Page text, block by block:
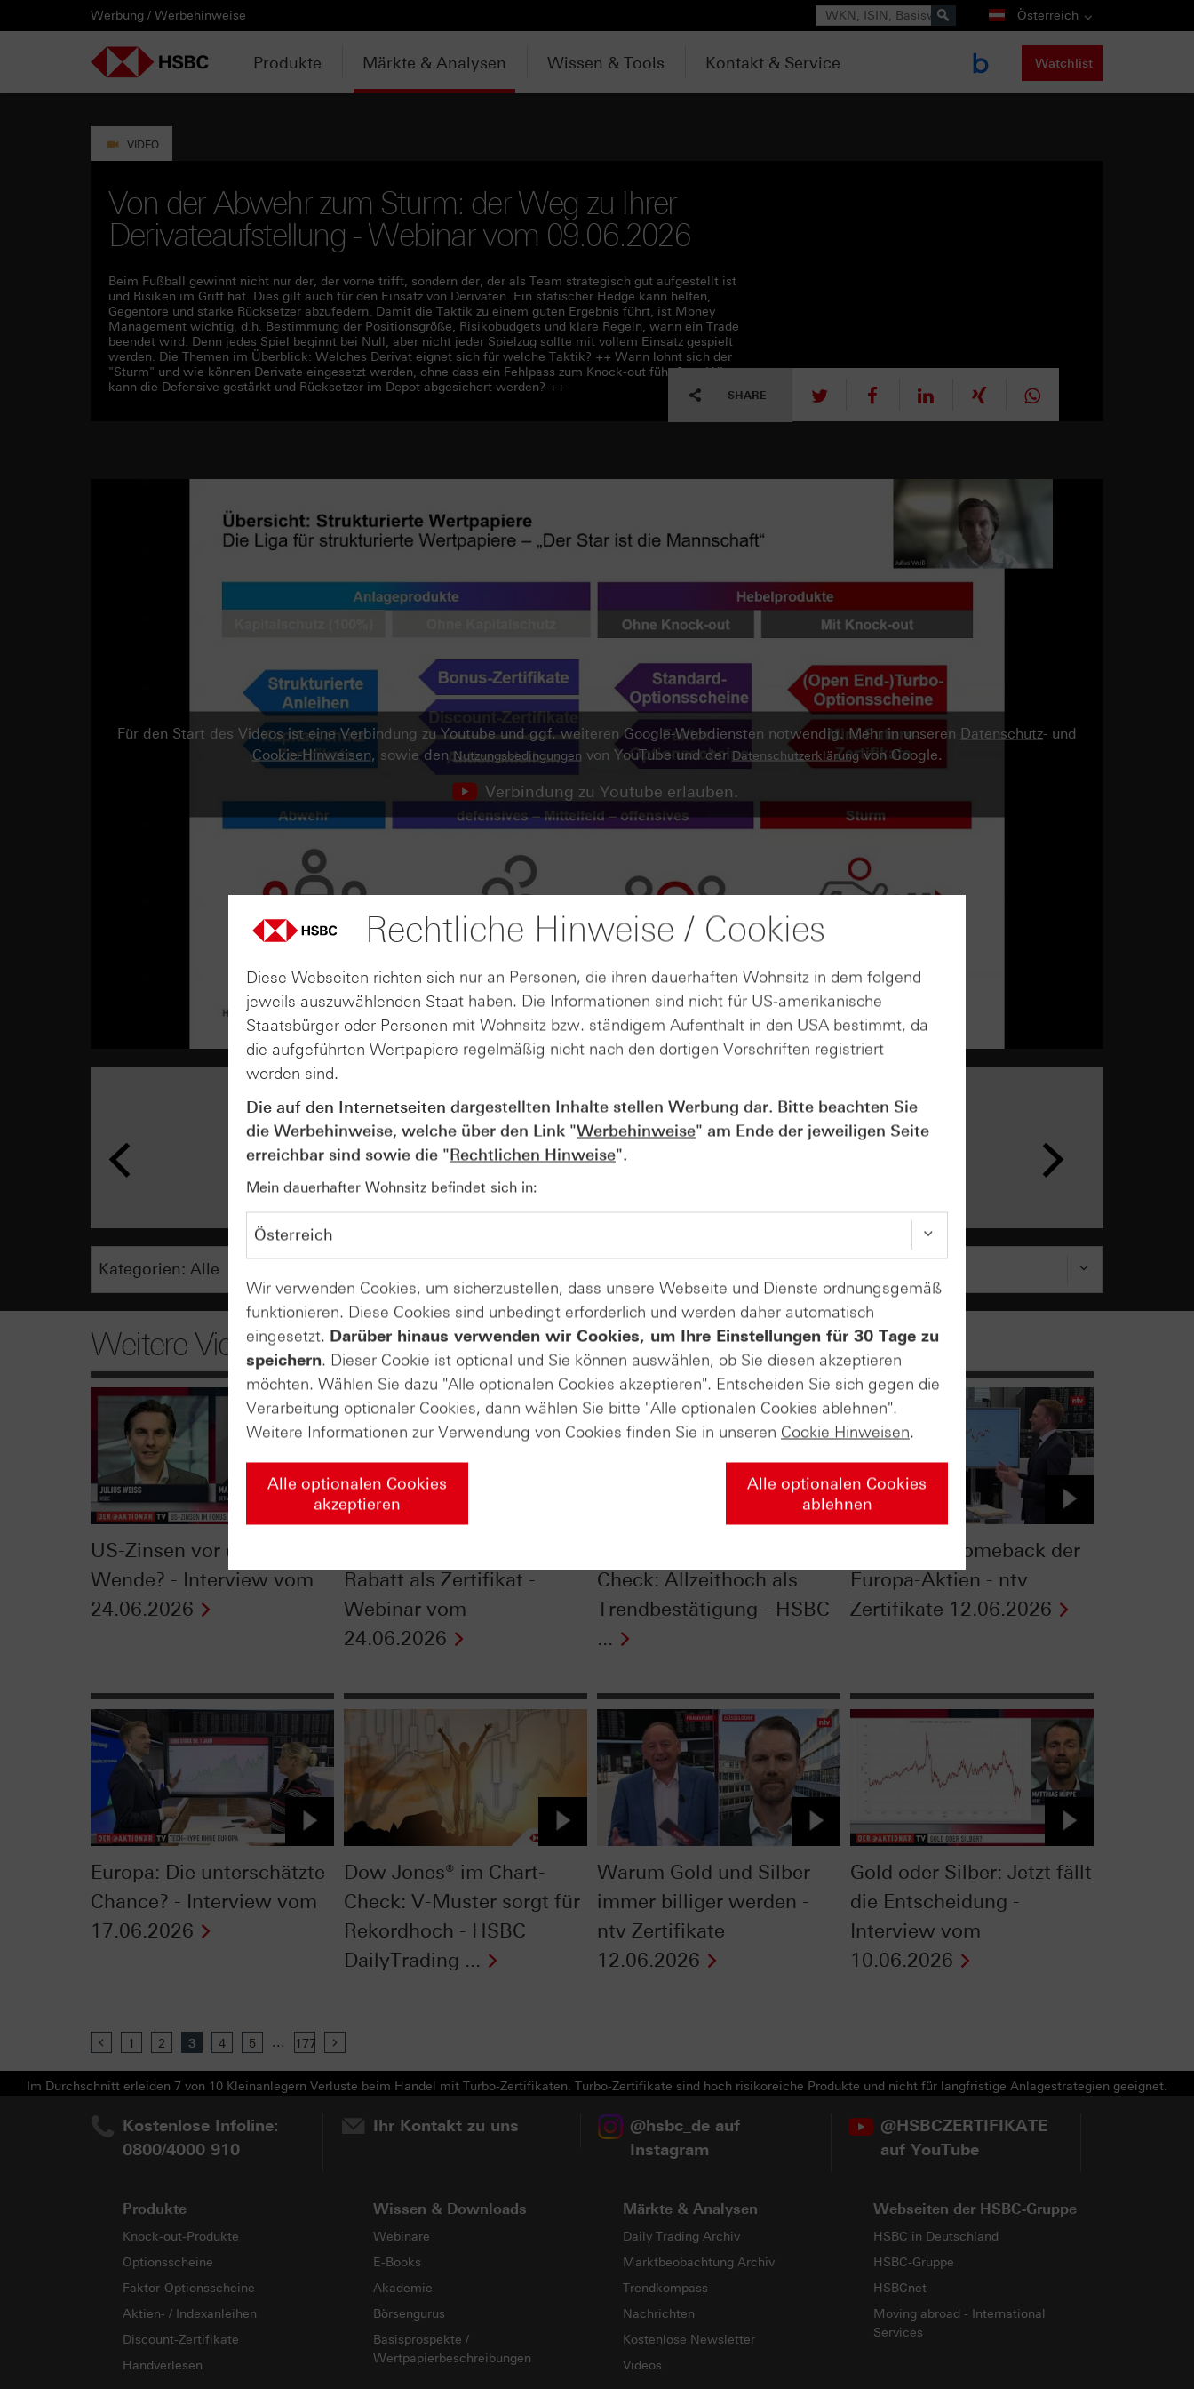
PRODUKTE
HEBELPRODUKTE
MÄRKTE & ANALYSEN
WISSEN & TOOLS
KONTAKT & SERVICE
DOWNLOADCENTER
LÄNDERAUSWAHL
Deutschland
AUSGEWÄHLTE SEITEN
HEBELPRODUKTE
Knock-out-Produkte
Weitere Hebelprodukte
Ausgestoppte Produkte
Intraday-Emissionen
ANLAGEPRODUKTE
Aktien- / Indexanleihen
Discount-Zertifikate
Express-Zertifikate
Kapitalschutz-Produkte
Sprint-Zertifikate
Strategie- / Basket- /
Themenzertifikate
AKTUELLES
Anpassungen / Kündigungen
Neuemissionen
ANALYSEN
Daily Trading
Trendkompass
Newsletter-Abonnement
VIDEOS
ntv-Zertifikate mit HSBC
Börse Stuttgart TV mit HSBC
Zertifikate Aktuell mit HSBC
WATCHLIST
Login / Zur Watchlist
WEBINARE
Webinartermine
WISSEN
kostenlose eBooks
Aktien- / Indexanleihen Rechner
Trendkompass
KONTAKT
Kontaktformular
SERVICE
Wir über uns
DOWNLOADCENTER
Basisprospekte /
Wertpapierbeschreibungen
Werbung / Werbehinweise Suche Österreich
Produkte Märkte & Analysen Wissen & Tools Kontakt & Service Watchlist
VIDEO
Von der Abwehr zum Sturm: der Weg zu Ihrer
Derivateaufstellung - Webinar vom 09.06.2026
Beim Fußball gewinnt nicht nur der, der vorne trifft, sondern der, der als Team strategisch gut aufgestellt ist
und Risiken im Griff hat. Dies gilt auch für den Einsatz von Derivaten. Ein statischer Hedge kann helfen,
Gegentore und starke Rücksetzer abzufedern. Damit die Taktik zu einem guten Ergebnis führt, ist Money
Management wichtig, d.h. Bestimmung der Positionsgröße, Risikobudgets und klare Regeln, wann ein Trade
beendet wird. Denn jedes Spiel beginnt bei Null, aber nicht jeder Spielzug sollte mit vollem Einsatz gespielt
werden. Die Themen im Überblick: Welches Derivat eignet sich für welche Taktik? ++ Wann lohnt sich der
"Sturm" und wie können Derivate eingesetzt werden, ohne dass ein Fehlpass zum Knock-out führt? ++ Wie
kann die Defensive gestärkt und Rücksetzer im Depot abgesichert werden? ++
SHARE tweet mitteilen
Für den Start des Videos ist eine Verbindung zu Youtube und ggf. weiteren Google-Webdiensten notwendig. Mehr in unseren Datenschutz- und
Cookie-Hinweisen, sowie den Nutzungsbedingungen von YouTube und der Datenschutzerklärungvon Google.
Verbindung zu Youtube erlauben.
AUGUST
07
Wie lange bleibt der DAX® in
Rekordlaune? - ntv Zertifikate
07.08.26
Weitere Videos
US-Zinsen vor der
Wende? - Interview vom
24.06.2026
Rabatt als Zertifikat -
Webinar vom
24.06.2026
Check: Allzeithoch als
Trendbestätigung - HSBC
...
Das große Comeback der
Europa-Aktien - ntv
Zertifikate 12.06.2026
Europa: Die unterschätzte
Chance? - Interview vom
17.06.2026
Dow Jones® im Chart-
Check: V-Muster sorgt für
Rekordhoch - HSBC
DailyTrading ...
Warum Gold und Silber
immer billiger werden -
ntv Zertifikate
12.06.2026
Gold oder Silber: Jetzt fällt
die Entscheidung -
Interview vom
10.06.2026
Previous
1 2 3 4 5 ... 177
Im Durchschnitt erleiden 7 von 10 Kleinanlegern Verluste beim Handel mit Turbo-Zertifikaten. Turbo-Zertifikate sind hoch risikoreiche Produkte und nicht für langfristige Anlagestrategien geeignet.
Kostenlose Infoline:
0800/4000 910
Ihr Kontakt zu uns
@hsbc_de auf
Instagram
@HSBCZERTIFIKATE
auf YouTube
Produkte
Knock-out-Produkte
Optionsscheine
Faktor-Optionsscheine
Aktien- / Indexanleihen
Discount-Zertifikate
Handverlesen
Wissen & Downloads
Webinare
E-Books
Akademie
Börsengurus
Basisprospekte /
Wertpapierbeschreibungen
Märkte & Analysen
Daily Trading Archiv
Marktbeobachtung Archiv
Trendkompass
Nachrichten
Kostenlose Newsletter
Videos
Webseiten der HSBC-Gruppe
HSBC in Deutschland
HSBC-Gruppe
HSBCnet
Moving abroad - International
Services
Rechtliche Hinweise / Cookies
Diese Webseiten richten sich nur an Personen, die ihren dauerhaften Wohnsitz in dem folgend
jeweils auszuwählenden Staat haben. Die Informationen sind nicht für US-amerikanische
Staatsbürger oder Personen mit Wohnsitz bzw. ständigem Aufenthalt in den USA bestimmt, da
die aufgeführten Wertpapiere regelmäßig nicht nach den dortigen Vorschriften registriert
worden sind.
Die auf den Internetseiten dargestellten Inhalte stellen Werbung dar. Bitte beachten Sie
die Werbehinweise, welche über den Link "Werbehinweise" am Ende der jeweiligen Seite
erreichbar sind sowie die "Rechtlichen Hinweise".
Mein dauerhafter Wohnsitz befindet sich in:
Wir verwenden Cookies, um sicherzustellen, dass unsere Webseite und Dienste ordnungsgemäß
funktionieren. Diese Cookies sind unbedingt erforderlich und werden daher automatisch
eingesetzt. Darüber hinaus verwenden wir Cookies, um Ihre Einstellungen für 30 Tage zu
speichern. Dieser Cookie ist optional und Sie können auswählen, ob Sie diesen akzeptieren
möchten. Wählen Sie dazu "Alle optionalen Cookies akzeptieren". Entscheiden Sie sich gegen die
Verarbeitung optionaler Cookies, dann wählen Sie bitte "Alle optionalen Cookies ablehnen".
Weitere Informationen zur Verwendung von Cookies finden Sie in unseren Cookie Hinweisen.
Alle optionalen Cookies
akzeptieren
Alle optionalen Cookies
ablehnen